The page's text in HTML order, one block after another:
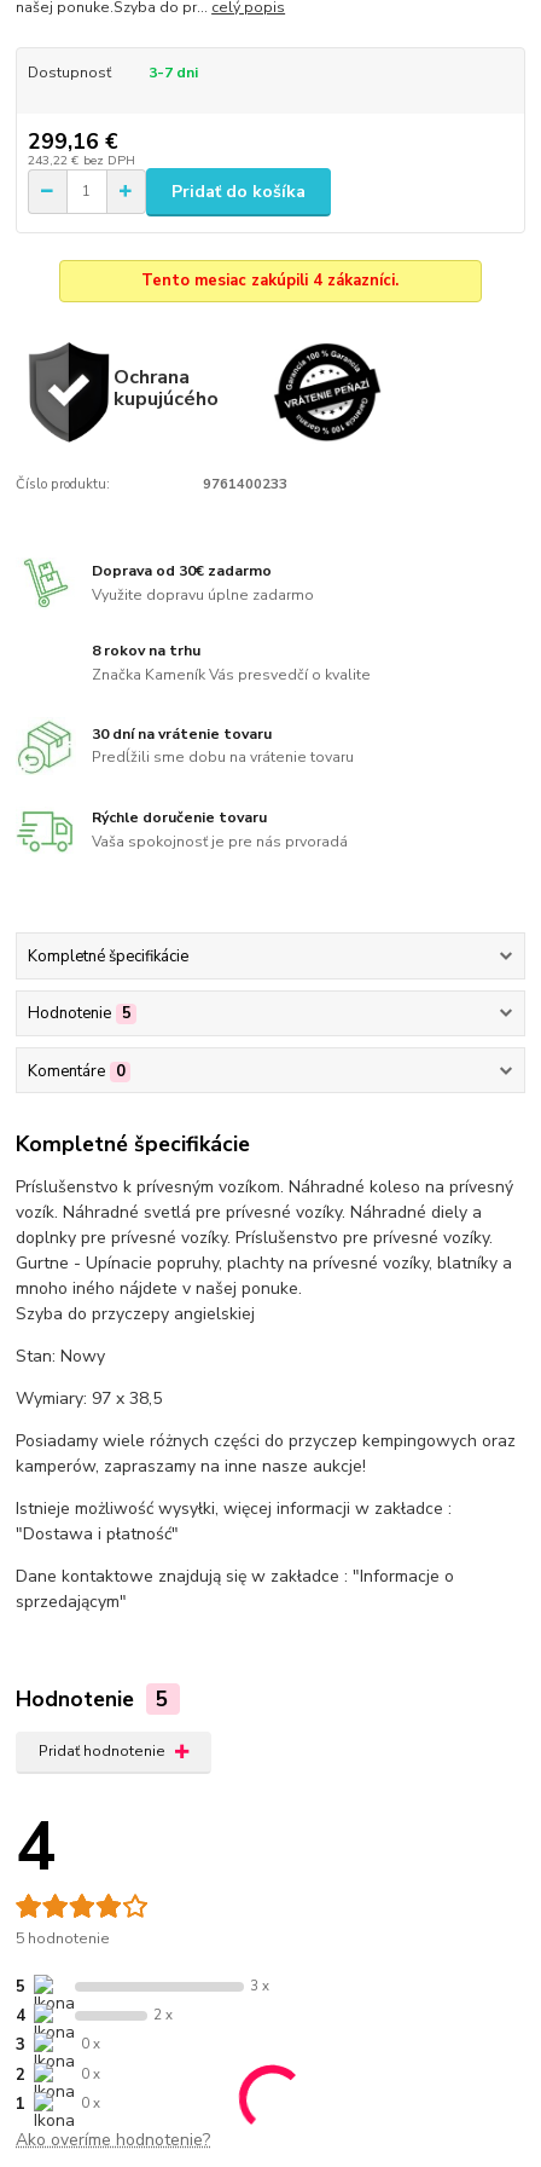
našej ponuke.Szyba do pr... celý popis
Dostupnosť 3-7 dni
299,16 €
243,22 € bez DPH
Pridať do košíka
Tento mesiac zakúpili 4 zákazníci.
Ochrana
kupujúcého
Číslo produktu: 9761400233
Doprava od 30€ zadarmo
Využite dopravu úplne zadarmo
8 rokov na trhu
Značka Kameník Vás presvedčí o kvalite
30 dní na vrátenie tovaru
Predĺžili sme dobu na vrátenie tovaru
Rýchle doručenie tovaru
Vaša spokojnosť je pre nás prvoradá
Kompletné špecifikácie
Hodnotenie 5
Komentáre 0
Kompletné špecifikácie
Príslušenstvo k prívesným vozíkom. Náhradné koleso na prívesný
vozík. Náhradné svetlá pre prívesné vozíky. Náhradné diely a
doplnky pre prívesné vozíky. Príslušenstvo pre prívesné vozíky.
Gurtne - Upínacie popruhy, plachty na prívesné vozíky, blatníky a
mnoho iného nájdete v našej ponuke.
Szyba do przyczepy angielskiej
Stan: Nowy
Wymiary: 97 x 38,5
Posiadamy wiele różnych części do przyczep kempingowych oraz
kamperów, zapraszamy na inne nasze aukcje!
Istnieje możliwość wysyłki, więcej informacji w zakładce :
"Dostawa i płatność"
Dane kontaktowe znajdują się w zakładce : "Informacje o
sprzedającym"
Hodnotenie 5
Pridať hodnotenie
4
5 hodnotenie
5 3 x
4 2 x
3 0 x
2 0 x
1 0 x
Ako overíme hodnotenie?